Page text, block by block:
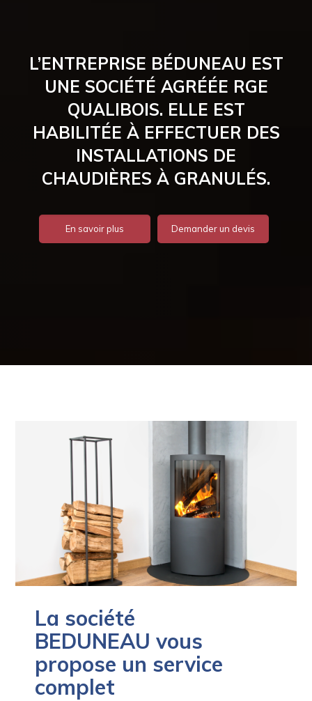
L’ENTREPRISE BÉDUNEAU EST
UNE SOCIÉTÉ AGRÉÉE RGE
QUALIBOIS. ELLE EST
HABILITÉE À EFFECTUER DES
INSTALLATIONS DE
CHAUDIÈRES À GRANULÉS.
En savoir plus Demander un devis
La société
BEDUNEAU vous
propose un service
complet